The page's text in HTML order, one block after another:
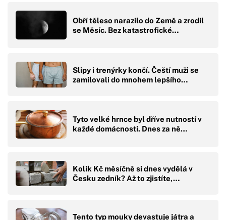
Obří těleso narazilo do Země a zrodil
se Měsíc. Bez katastrofické…
Slipy i trenýrky končí. Čeští muži se
zamilovali do mnohem lepšího…
Tyto velké hrnce byl dříve nutností v
každé domácnosti. Dnes za ně…
Kolik Kč měsíčně si dnes vydělá v
Česku zedník? Až to zjistíte,…
Tento typ mouky devastuje játra a